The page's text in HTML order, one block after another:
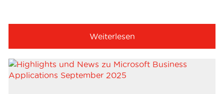
Weiterlesen